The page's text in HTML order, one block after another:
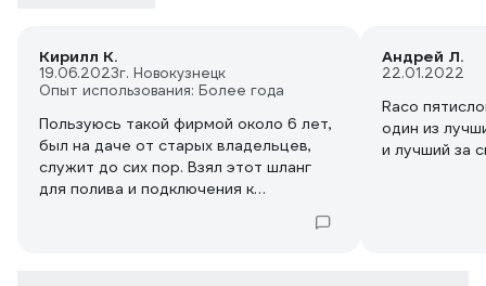
Кирилл К.
19.06.2023г. Новокузнецк
Опыт использования: Более года
Пользуюсь такой фирмой около 6 лет,
был на даче от старых владельцев,
служит до сих пор. Взял этот шланг
для полива и подключения к
Распаковали легко нигде не ломается.
Андрей Л.
22.01.2022
Raco
один из
и лучший за